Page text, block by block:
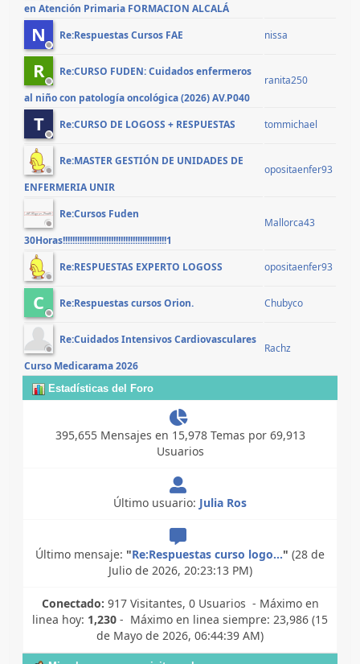
en Atención Primaria FORMACION ALCALÁ
N Re:Respuestas Cursos FAE nissa
R
Re:CURSO FUDEN: Cuidados enfermeros
al niño con patología oncológica (2026) AV.P040
ranita250
T Re:CURSO DE LOGOSS + RESPUESTAS tommichael
Re:MASTER GESTIÓN DE UNIDADES DE
ENFERMERIA UNIR
opositaenfer93
Re:Cursos Fuden
30Horas!!!!!!!!!!!!!!!!!!!!!!!!!!!!!!!!!!!!!!!!!!!1
Mallorca43
Re:RESPUESTAS EXPERTO LOGOSS opositaenfer93
C Re:Respuestas cursos Orion. Chubyco
Re:Cuidados Intensivos Cardiovasculares
Curso Medicarama 2026
Rachz
Estadísticas del Foro
395,655 Mensajes en 15,978 Temas por 69,913
Usuarios
Último usuario: Julia Ros
Último mensaje: "Re:Respuestas curso logo..." (28 de
Julio de 2026, 20:23:13 PM)
Conectado: 917 Visitantes, 0 Usuarios - Máximo en
linea hoy: 1,230 - Máximo en linea siempre: 23,986 (15
de Mayo de 2026, 06:44:39 AM)